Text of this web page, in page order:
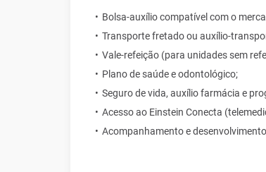
Bolsa-auxílio compatível com o
Transporte fretado ou auxílio-
Vale-refeição (para unidades sem
Plano de saúde e odontológico;
Seguro de vida, auxílio farmácia e
Acesso ao Einstein Conecta
Acompanhamento e